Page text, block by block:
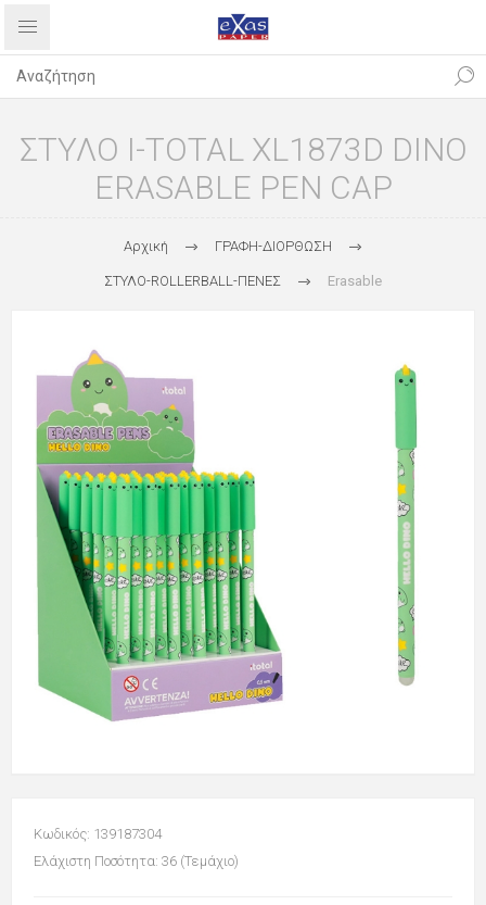
ΣΤΥΛΟ I-TOTAL XL1873D DINO
ERASABLE PEN CAP
Αρχική ΓΡΑΦΗ-ΔΙΟΡΘΩΣΗ
ΣΤΥΛΟ-ROLLERBALL-ΠΕΝΕΣ Erasable
Κωδικός: 139187304
Ελάχιστη Ποσότητα: 36 (Τεμάχιο)